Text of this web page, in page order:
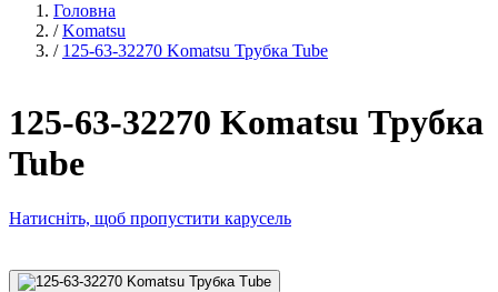
Головна
/ Komatsu
/ 125-63-32270 Komatsu Трубка Tube
125-63-32270 Komatsu Трубка
Tube
Натисніть, щоб пропустити карусель